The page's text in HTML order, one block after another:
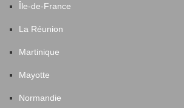
Île-de-France
La Réunion
Martinique
Mayotte
Normandie